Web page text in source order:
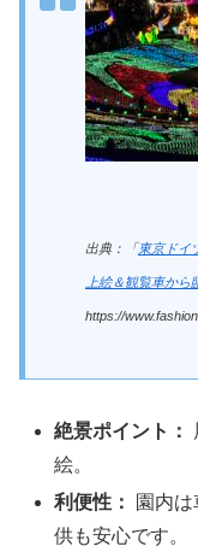
出典：「 東京ドイ
上絵＆観覧車から
https://
絶景ポイント：
絵。
利便性：
園内
供も安心です。